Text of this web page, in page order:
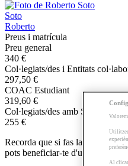
Soto
Roberto
Preus i matrícula
Preu general
340 €
Col·legiats/des i Entitats
297,50 €
COAC Estudiant
319,60 €
Col·legiats/des amb Serveis
255 €
Recorda que si fas la teva
pots beneficiar-te d'un 15% de
Al